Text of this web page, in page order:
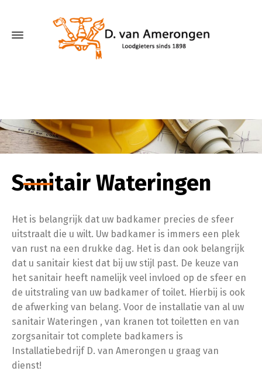
Sanitair Wateringen
Het is belangrijk dat uw badkamer precies de sfeer
uitstraalt die u wilt. Uw badkamer is immers een plek
van rust na een drukke dag. Het is dan ook belangrijk
dat u sanitair kiest dat bij uw stijl past. De keuze van
het sanitair heeft namelijk veel invloed op de sfeer en
de uitstraling van uw badkamer of toilet. Hierbij is ook
de afwerking van belang. Voor de installatie van al uw
sanitair Wateringen , van kranen tot toiletten en van
zorgsanitair tot complete badkamers is
Installatiebedrijf D. van Amerongen u graag van
dienst!